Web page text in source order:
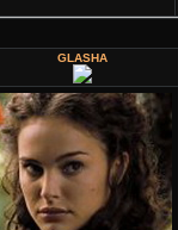
GLASHA